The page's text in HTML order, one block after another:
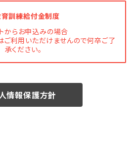
訓練給付金制度
からお申込みの場合
利用いただけませんので何卒ご了
承ください。
情報保護方針